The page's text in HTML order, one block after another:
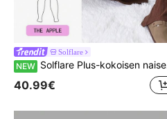
Solflare
NEW Solflare Plus-kokoisen naisen yksivärinen 3-osainen rento arkisetti: toppi, pitkähihainen neuletakki ja pitkät housut
40.99€